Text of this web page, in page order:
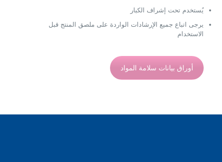
يُستخدم تحت إشراف الكبار
يرجى اتباع جميع الإرشادات الواردة على ملصق المنتج قبل
الاستخدام
أوراق بيانات سلامة المواد